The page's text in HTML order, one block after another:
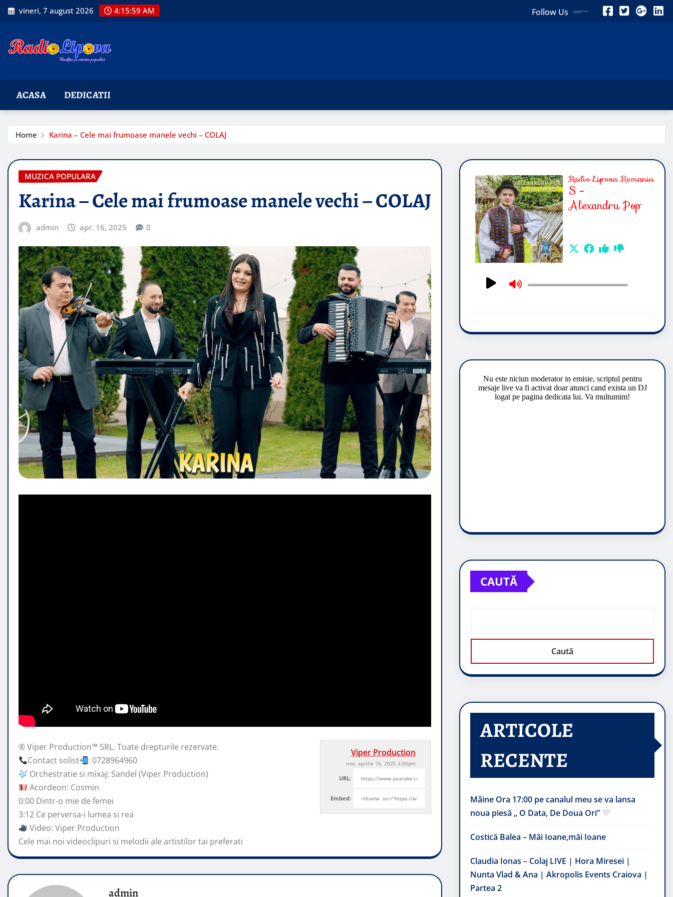
Skip
to
vineri, 7 august 2026 4:16:00 AM Follow Us
ACASA DEDICATII
Home Karina – Cele mai frumoase manele vechi – COLAJ
MUZICA POPULARA
Karina – Cele mai frumoase manele vechi – COLAJ
admin apr. 16, 2025 0
Viper Production
mie, aprilie 16, 2025 3:00pm
URL:
Embed:
® Viper Production™ SRL. Toate drepturile rezervate.
Contact solist
: 0728964960
Orchestratie si mixaj: Sandel (Viper Production)
Acordeon: Cosmin
0:00 Dintr-o mie de femei
3:12 Ce perversa-i lumea si rea
Video: Viper Production
Cele mai noi videoclipuri si melodii ale artistilor tai preferati
admin
CAUTĂ
Caută
ARTICOLE
RECENTE
Mâine Ora 17:00 pe canalul meu se va lansa
noua piesă „ O Data, De Doua Ori”
Costică Balea – Măi Ioane,măi Ioane
Claudia Ionas – Colaj LIVE | Hora Miresei |
Nunta Vlad & Ana | Akropolis Events Craiova |
Partea 2